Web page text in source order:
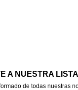
A NUESTRA
de todas nuestras